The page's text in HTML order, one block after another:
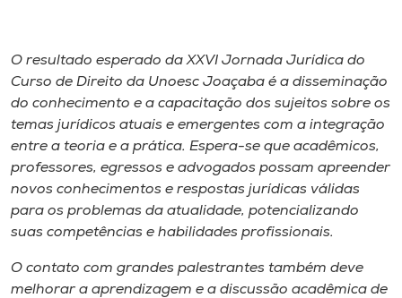
Editora
Rádio
O resultado esperado da XXVI Jornada Jurídica do
Curso de Direito da Unoesc Joaçaba é a disseminação
do conhecimento e a capacitação dos sujeitos sobre os
temas jurídicos atuais e emergentes com a integração
entre a teoria e a prática. Espera-se que acadêmicos,
professores, egressos e advogados possam apreender
novos conhecimentos e respostas jurídicas válidas
para os problemas da atualidade, potencializando
suas competências e habilidades profissionais.
O contato com grandes palestrantes também deve
melhorar a aprendizagem e a discussão acadêmica de